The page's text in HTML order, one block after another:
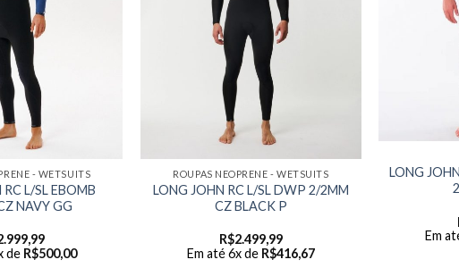
- WETSUITS
L/SL EBOMB
NAVY GG
de R$500,00
ROUPAS NEOPRENE - WETSUITS
LONG JOHN RC L/SL DWP 2/2MM
CZ BLACK P
R$2.499,99
Em até 6x de R$416,67
LONG
Em